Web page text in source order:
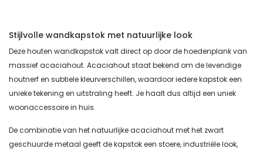
Stijlvolle wandkapstok met natuurlijke look
Deze houten wandkapstok valt direct op door de hoedenplank van
massief acaciahout. Acaciahout staat bekend om de levendige
houtnerf en subtiele kleurverschillen, waardoor iedere kapstok een
unieke tekening en uitstraling heeft. Je haalt dus altijd een uniek
woonaccessoire in huis.
De combinatie van het natuurlijke acaciahout met het zwart
geschuurde metaal geeft de kapstok een stoere, industriële look,